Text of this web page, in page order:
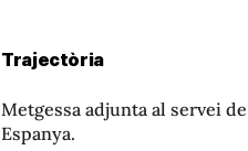
Trajectòria
Metgessa adjunta al servei
Espanya.